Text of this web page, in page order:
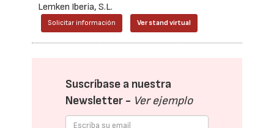
Lemken Iberia, S.L.
Solicitar información Ver stand virtual
Suscríbase a nuestra
Newsletter - Ver ejemplo